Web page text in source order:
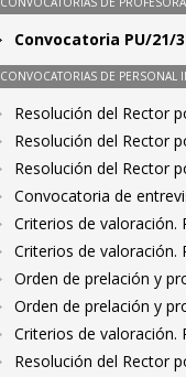
Convocatoria PU/21/
CONVOCATORIAS DE PERSONAL
Resolución del Rector
Resolución del Rector
Resolución del Rector
Convocatoria de
Criterios de valoración.
Criterios de valoración.
Orden de prelación y
Orden de prelación y
Criterios de valoración.
Resolución del Rector